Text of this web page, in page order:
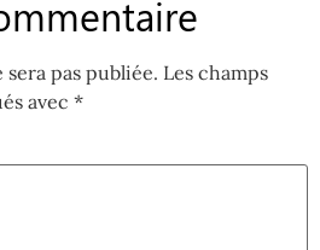
pas publiée. Les champs
avec *